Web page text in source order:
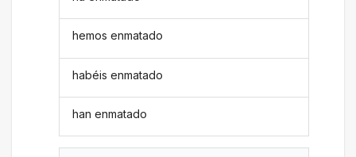
hemos enmatado
habéis enmatado
han enmatado